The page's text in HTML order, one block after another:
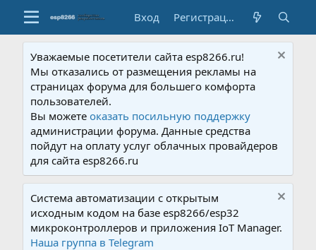
Вход Регистрация
Уважаемые посетители сайта esp8266.ru!
Мы отказались от размещения рекламы на
страницах форума для большего комфорта
пользователей.
Вы можетеоказать посильную поддержку
администрации форума. Данные средства
пойдут на оплату услуг облачных провайдеров
для сайта esp8266.ru
Система автоматизации с открытым
исходным кодом на базе esp8266/esp32
микроконтроллеров и приложения IoT Manager.
Наша группа в Telegram